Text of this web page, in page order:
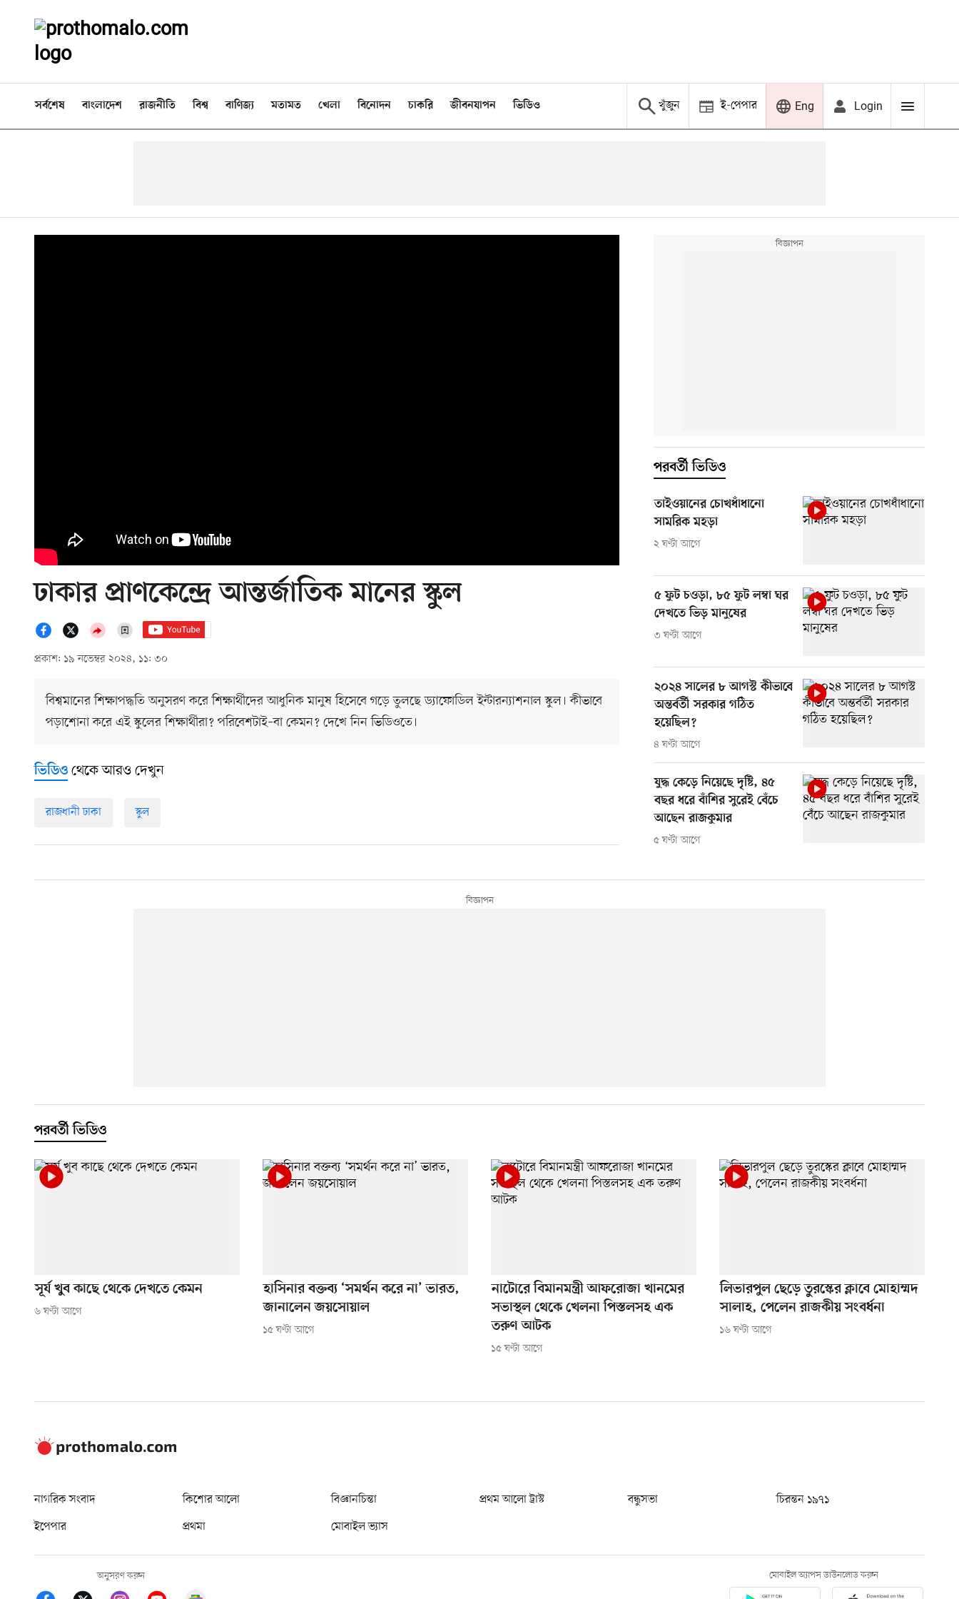
সর্বশেষ বাংলাদেশ রাজনীতি বিশ্ব বাণিজ্য মতামত খেলা বিনোদন চাকরি জীবনযাপন ভিডিও খুঁজুন ই-পেপার Eng Login
ঢাকার প্রাণকেন্দ্রে আন্তর্জাতিক মানের স্কুল
প্রকাশ: ১৯ নভেম্বর ২০২৪, ১১: ৩০
বিশ্বমানের শিক্ষাপদ্ধতি অনুসরণ করে শিক্ষার্থীদের আধুনিক মানুষ হিসেবে গড়ে তুলছে ড্যাফোডিল ইন্টারন্যাশনাল স্কুল। কীভাবে
পড়াশোনা করে এই স্কুলের শিক্ষার্থীরা? পরিবেশটাই–বা কেমন? দেখে নিন ভিডিওতে।
পরবর্তী ভিডিও
তাইওয়ানের চোখধাঁধানো
সামরিক মহড়া
২ ঘণ্টা আগে
৫ ফুট চওড়া, ৮৫ ফুট লম্বা ঘর
দেখতে ভিড় মানুষের
৩ ঘণ্টা আগে
২০২৪ সালের ৮ আগস্ট কীভাবে
অন্তর্বর্তী সরকার গঠিত
হয়েছিল?
৪ ঘণ্টা আগে
যুদ্ধ কেড়ে নিয়েছে দৃষ্টি, ৪৫
বছর ধরে বাঁশির সুরেই বেঁচে
আছেন রাজকুমার
৫ ঘণ্টা আগে
ভিডিও থেকে আরও দেখুন
রাজধানী ঢাকা স্কুল
পরবর্তী ভিডিও
সূর্য খুব কাছে থেকে দেখতে কেমন
৬ ঘণ্টা আগে
হাসিনার বক্তব্য ‘সমর্থন করে না’ ভারত,
জানালেন জয়সোয়াল
১৫ ঘণ্টা আগে
নাটোরে বিমানমন্ত্রী আফরোজা খানমের
সভাস্থল থেকে খেলনা পিস্তলসহ এক
তরুণ আটক
১৫ ঘণ্টা আগে
লিভারপুল ছেড়ে তুরস্কের ক্লাবে মোহাম্মদ
সালাহ, পেলেন রাজকীয় সংবর্ধনা
১৬ ঘণ্টা আগে
নাগরিক সংবাদ কিশোর আলো বিজ্ঞানচিন্তা প্রথম আলো ট্রাস্ট বন্ধুসভা
চিরন্তন ১৯৭১
ইপেপার
প্রথমা মোবাইল ভ্যাস
অনুসরণ করুন মোবাইল অ্যাপস ডাউনলোড করুন